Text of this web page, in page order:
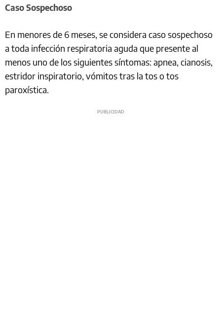
Caso Sospechoso
En menores de 6 meses, se considera caso sospechoso
a toda infección respiratoria aguda que presente al
menos uno de los siguientes síntomas: apnea, cianosis,
estridor inspiratorio, vómitos tras la tos o tos
paroxística.